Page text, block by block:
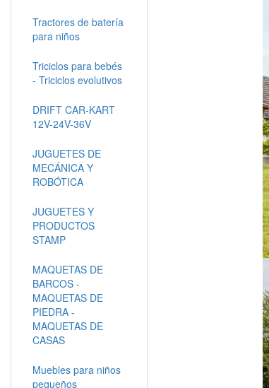
Tractores de batería
para niños
Triciclos para bebés
- Triciclos evolutivos
DRIFT CAR-KART
12V-24V-36V
JUGUETES DE
MECÁNICA Y
ROBÓTICA
JUGUETES Y
PRODUCTOS
STAMP
MAQUETAS DE
BARCOS -
MAQUETAS DE
PIEDRA -
MAQUETAS DE
CASAS
Muebles para niños
pequeños